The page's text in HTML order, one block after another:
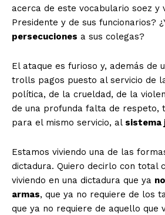
acerca de este vocabulario soez y
Presidente y de sus funcionarios?
persecuciones a sus colegas?
El ataque es furioso y, además de
trolls pagos puesto al servicio de
política, de la crueldad, de la
de una profunda falta de respeto,
para el mismo servicio, al sistema
Estamos viviendo una de las
dictadura. Quiero decirlo con total
viviendo en una dictadura que ya
armas, que ya no requiere de los
que ya no requiere de aquello que